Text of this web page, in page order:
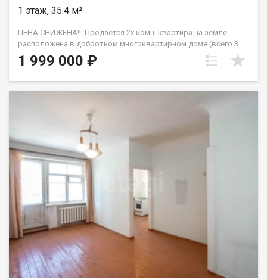
1 этаж, 35.4 м²
ЦЕНА СНИЖЕНА!!! Продаётся 2х комн. квартира на земле
расположена в добротном многоквартирном доме (всего 3
квартиры). Отопление печь, центральный водопровод. Газ по
меже. Отдельный вход, холодные сенки, из которых уже
предбанником, гараж с погребом. Также перед домом есть
транспортная развязка, магазины, аптеки. Один взрослый
собственник. Быстрый выход в сделку! Дополнительно
оплачивается комиссия с покупателя. Код пользователя:
200313 Номер в базе: 10892198
1 999 000 ₽